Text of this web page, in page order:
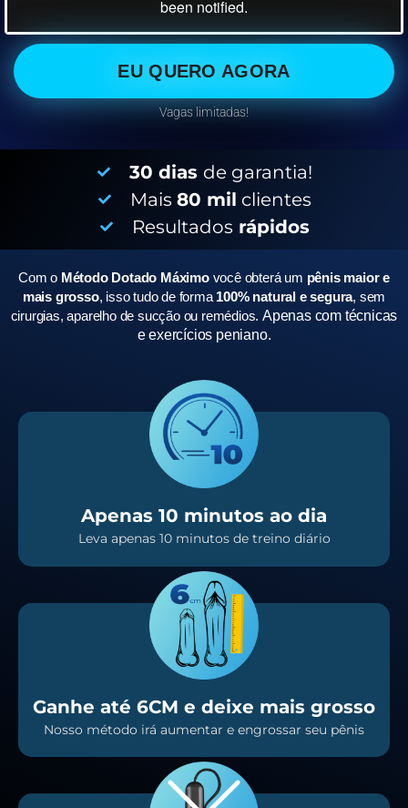
EU QUERO AGORA
Vagas limitadas!
30 dias de garantia!
Mais 80 mil clientes
Resultados rápidos
Com o Método Dotado Máximo você obterá um pênis maior e
mais grosso, isso tudo de forma 100% natural e segura, sem
cirurgias, aparelho de sucção ou remédios.Apenas com técnicas
e exercícios peniano.
Apenas 10 minutos ao dia
Leva apenas 10 minutos de treino diário
Ganhe até 6CM e deixe mais grosso
Nosso método irá aumentar e engrossar seu pênis